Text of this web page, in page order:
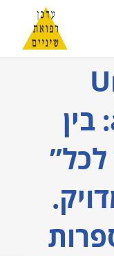
adhesives: בין